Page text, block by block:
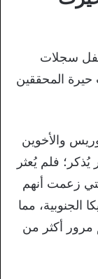
سجلات
حيرة المحققين
والأخوين
فلم يُعثر
زعمت أنهم
الجنوبية، مما
مرور أكثر من